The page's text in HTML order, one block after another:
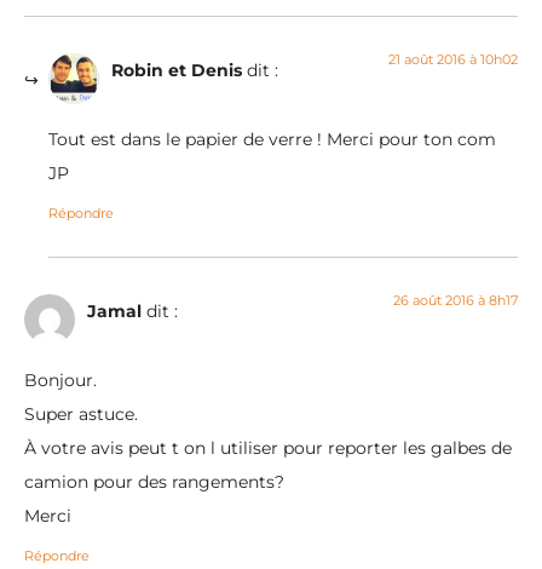
Robin et Denis dit : 21 août 2016 à 10h02
Tout est dans le papier de verre ! Merci pour ton com
JP
Répondre
Jamal dit : 26 août 2016 à 8h17
Bonjour.
Super astuce.
À votre avis peut t on l utiliser pour reporter les galbes de
camion pour des rangements?
Merci
Répondre